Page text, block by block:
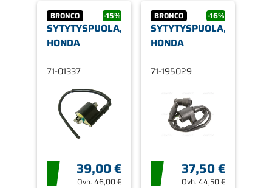
BRONCO -15%
SYTYTYSPUOLA,
HONDA
71-01337
39,00 €
Ovh. 46,00 €
BRONCO -16%
SYTYTYSPUOLA,
HONDA
71-195029
37,50 €
Ovh.44,50 €